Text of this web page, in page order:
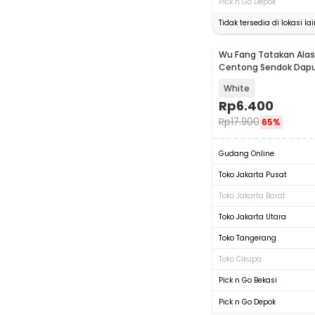
Tidak tersedia di lokasi
Wu Fang Tatakan
Centong Sendok
White
Rp6.400
Rp17.900 65%
Gudang Online
Toko Jakarta Pusat
Toko Jakarta Barat
Toko Jakarta Utara
Toko Tangerang
Toko Cikupa
Pick n Go Bekasi
Pick n Go Depok